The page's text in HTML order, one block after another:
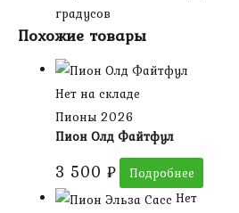
градусов
Похожие товары
Нет на складе
Пионы 2026
Пион Олд Файтфул
3 500 ₽
Подробнее
Нет